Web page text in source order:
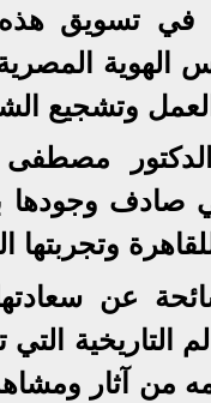
في تسويق هذه
الهوية
وتشجيع
صادف
وتجربتها
عن سعادتها
التاريخية
من آثار